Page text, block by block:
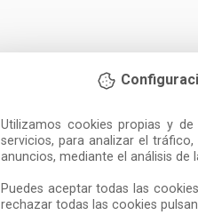
Utilizamos cookies propias y
servicios, para analizar el
anuncios, mediante el análisis de
Puedes aceptar todas las
rechazar todas las cookies